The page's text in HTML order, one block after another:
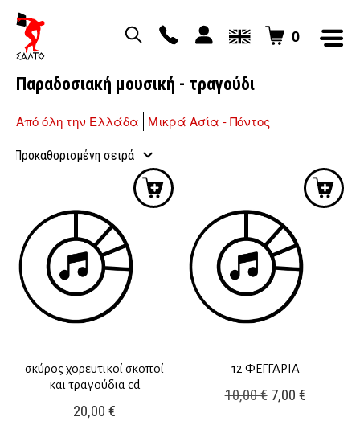
0
Παραδοσιακή μουσική - τραγούδι
Από όλη την Ελλάδα Μικρά Ασία - Πόντος
σκύρος χορευτικοί σκοποί
και τραγούδια cd
20,00€
12 ΦΕΓΓΑΡΙΑ
10,00€ Original
7,00 €Η